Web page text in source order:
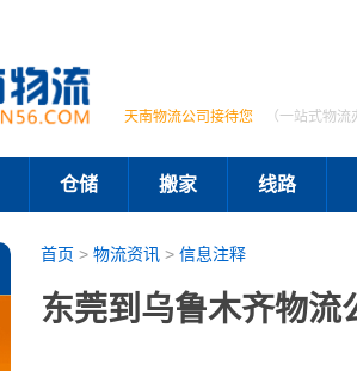
天南物流公司接待您 （一站式物
仓储 搬家 线路
首页 > 物流资讯> 信息注释
东莞到乌鲁木齐物流